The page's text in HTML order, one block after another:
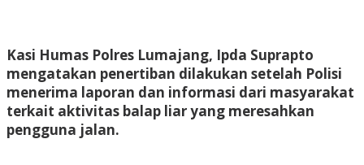
Kasi Humas Polres Lumajang, Ipda Suprapto
mengatakan penertiban dilakukan setelah Polisi
menerima laporan dan informasi dari masyarakat
terkait aktivitas balap liar yang meresahkan
pengguna jalan.